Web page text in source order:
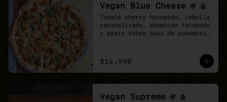
Vegan Blue Cheese
Tomate cherry horneado, cebolla
caramelizada, pimentón tatemado
y pesto sobre base de pomodoro
$14.990
Vegan Supreme